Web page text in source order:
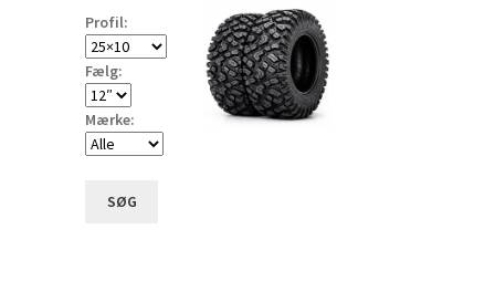
Profil:
Fælg:
Mærke:
SØG